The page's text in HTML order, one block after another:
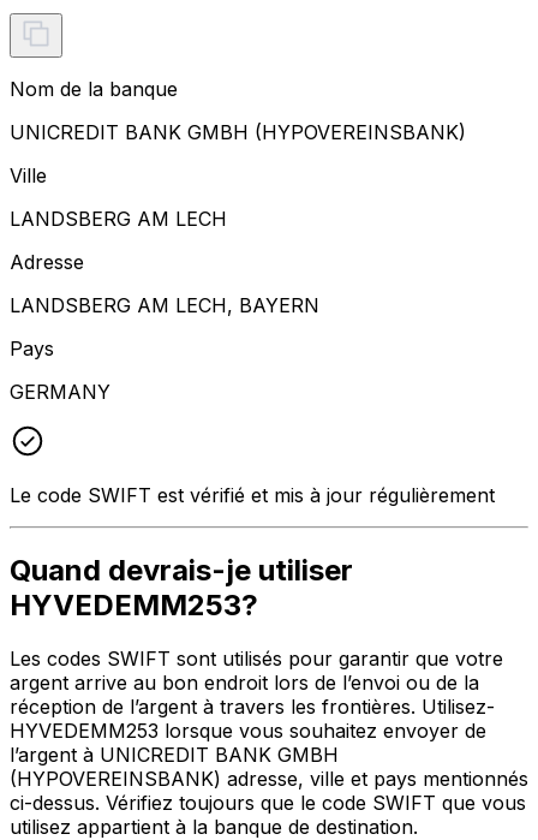
Nom de la banque
UNICREDIT BANK GMBH (HYPOVEREINSBANK)
Ville
LANDSBERG AM LECH
Adresse
LANDSBERG AM LECH, BAYERN
Pays
GERMANY
Le code SWIFT est vérifié et mis à jour régulièrement
Quand devrais-je utiliser
HYVEDEMM253?
Les codes SWIFT sont utilisés pour garantir que votre
argent arrive au bon endroit lors de l’envoi ou de la
réception de l’argent à travers les frontières. Utilisez-
HYVEDEMM253 lorsque vous souhaitez envoyer de
l’argent à UNICREDIT BANK GMBH
(HYPOVEREINSBANK) adresse, ville et pays mentionnés
ci-dessus. Vérifiez toujours que le code SWIFT que vous
utilisez appartient à la banque de destination.